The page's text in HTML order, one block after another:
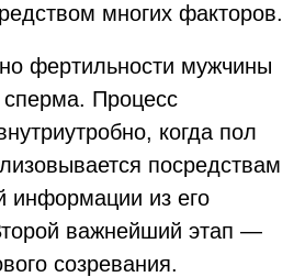
многих факторов.
фертильности мужчины
Процесс
когда пол
посредствам
информации из его
важнейший этап —
созревания.